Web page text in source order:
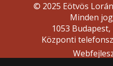
© 2025 Eötvös
Minden
1053
Központi